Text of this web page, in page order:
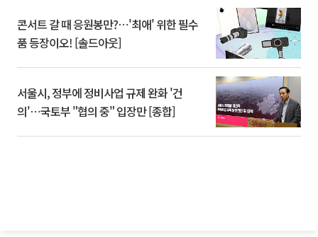
콘서트 갈 때 응원봉만?⋯'최애' 위한 필수
품 등장이오! [솔드아웃]
서울시, 정부에 정비사업 규제 완화 '건
의'⋯국토부 "협의 중" 입장만 [종합]